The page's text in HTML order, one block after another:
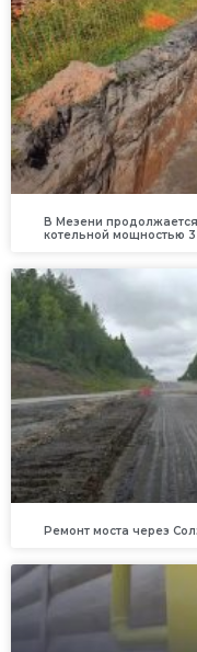
В Мезени
котельной мощностью
Ремонт моста через